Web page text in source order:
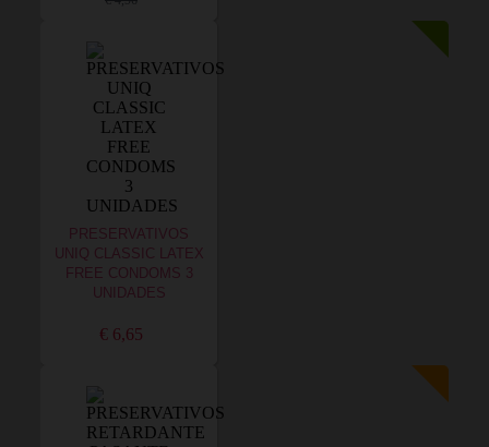
PRESERVATIVOS
UNIQ CLASSIC LATEX
FREE CONDOMS 3
UNIDADES
€ 6,65